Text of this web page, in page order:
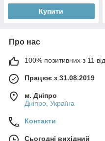
Купити
Про нас
100% позитивних з 11
Працює з 31.08.2019
м. Дніпро
Дніпро, Україна
Контакти
Сьогодні вихідний